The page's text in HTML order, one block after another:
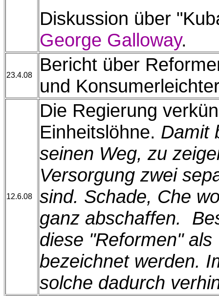
Diskussion über
George Galloway.
23.4.08
Bericht über
und
12.6.08
Die Regierung
Einheitslöhne. Damit
seinen Weg, zu
Versorgung zwei
sind. Schade, Che
ganz abschaffen.
diese "Reformen"
bezeichnet werden.
solche dadurch